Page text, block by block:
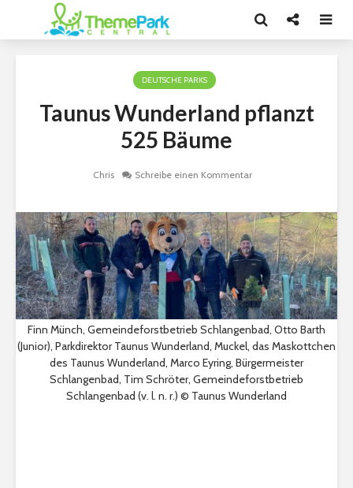
DEUTSCHE PARKS
Taunus Wunderland pflanzt
525 Bäume
Chris Schreibe einen Kommentar
Finn Münch, Gemeindeforstbetrieb Schlangenbad, Otto Barth
(Junior), Parkdirektor Taunus Wunderland, Muckel, das Maskottchen
des Taunus Wunderland, Marco Eyring, Bürgermeister
Schlangenbad, Tim Schröter, Gemeindeforstbetrieb
Schlangenbad (v. l. n. r.) © Taunus Wunderland